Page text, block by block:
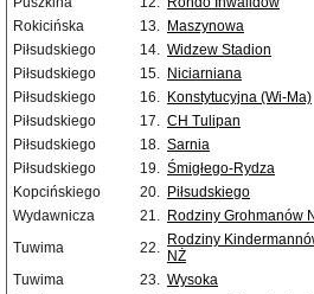
Rokicińska
13. Maszynowa
Piłsudskiego
14. Widzew Stadion
Piłsudskiego
15. Niciarniana
Piłsudskiego
16. Konstytucyjna (Wi-Ma)
Piłsudskiego
17. CH Tulipan
Piłsudskiego
18. Sarnia
Piłsudskiego
19. Śmigłego-Rydza
Kopcińskiego
20. Piłsudskiego
Wydawnicza
21. Rodziny Grohmanów
Tuwima
22. Rodziny
NŻ
Tuwima 23. Wysoka